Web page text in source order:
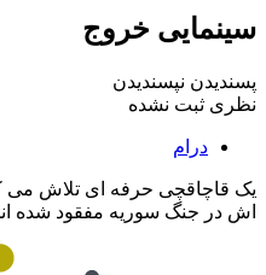
خروج
نشده
سوریه مفقود شده اند نجات